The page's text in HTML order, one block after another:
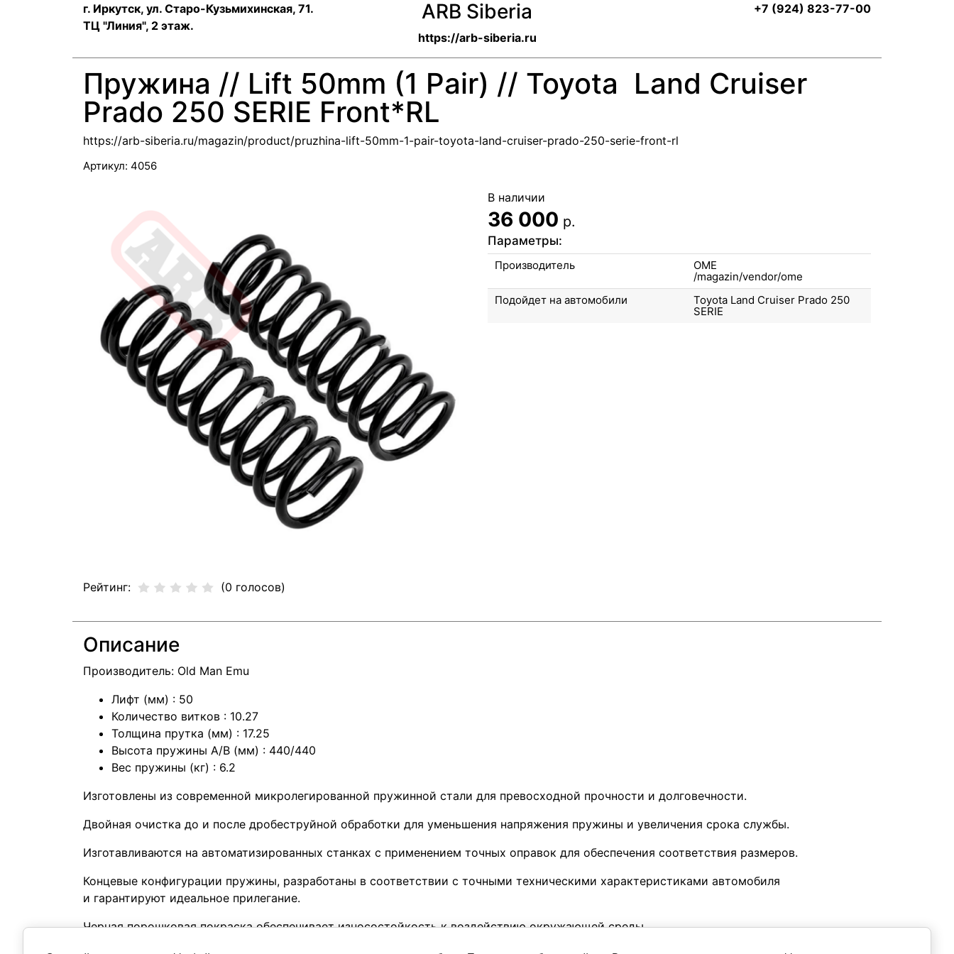
г. Иркутск, ул. ​Старо-Кузьмихинская, 71.
ТЦ "Линия", 2 этаж.
ARB Siberia
https://arb-siberia.ru
+7 (924) 823-77-00
Пружина // Lift 50mm (1 Pair) // Toyota Land Cruiser
Prado 250 SERIE Front*RL
https://arb-siberia.ru/magazin/product/pruzhina-lift-50mm-1-pair-toyota-land-cruiser-prado-250-serie-front-rl
Артикул: 4056
Рейтинг: (0 голосов)
В наличии
36 000 р.
Параметры:
Производитель OME
Подойдет на автомобили
Toyota Land Cruiser Prado 250
SERIE
Описание
Производитель: Old Man Emu
Лифт (мм) : 50
Количество витков : 10.27
Толщина прутка (мм) : 17.25
Высота пружины А/В (мм) : 440/440
Вес пружины (кг) : 6.2
Изготовлены из современной микролегированной пружинной стали для превосходной прочности и долговечности.
Двойная очистка до и после дробеструйной обработки для уменьшения напряжения пружины и увеличения срока службы.
Изготавливаются на автоматизированных станках с применением точных оправок для обеспечения соответствия размеров.
Концевые конфигурации пружины, разработаны в соответствии с точными техническими характеристиками автомобиля
и гарантируют идеальное прилегание.
Черная порошковая покраска обеспечивает износостойкость к воздействию окружающей среды.